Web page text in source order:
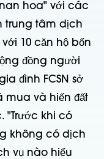
hoa" với các
trung tâm dịch
10 căn hộ bốn
đồng người
đình FCSN sở
mua và hiến đất
"Trước khi có
không có dịch
vụ nào hiểu